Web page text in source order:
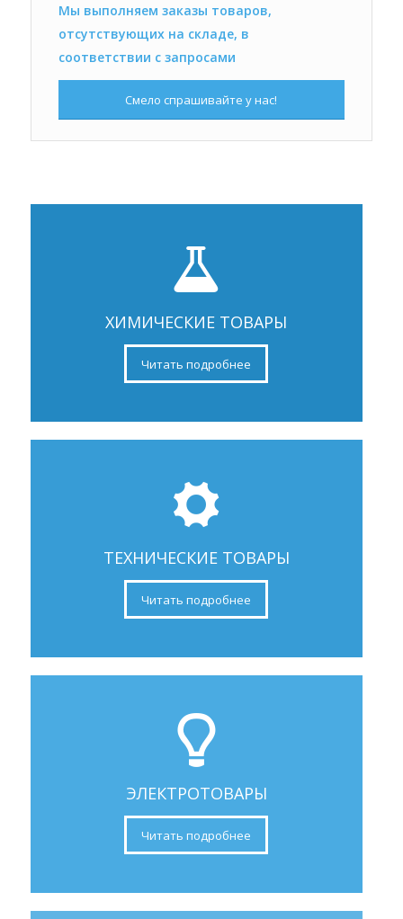
Мы выполняем заказы товаров,
отсутствующих на складе, в
соответствии с запросами
Смело спрашивайте у нас!
ХИМИЧЕСКИЕ ТОВАРЫ
Читать подробнее
ТЕХНИЧЕСКИЕ ТОВАРЫ
Читать подробнее
ЭЛЕКТРОТОВАРЫ
Читать подробнее